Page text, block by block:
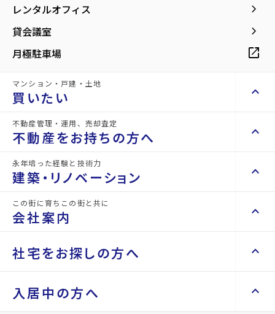
レンタルオフィス keyboard_arrow_right
貸会議室 keyboard_arrow_right
月極駐車場 open_in_new
マンション・戸建・土地
買いたい keyboard_arrow_up
不動産を買いたい方へ keyboard_arrow_right
space_dashboard
エリアから探す
space_dashboard
土地を探す
不動産管理・運用、売却査定
不動産をお持ちの方へ keyboard_arrow_up
不動産をお持ちの方へ keyboard_arrow_right
山一地所の賃貸管理
不動産を貸すまでの流れ
空き家サポートサービス
不動産を売却したい keyboard_arrow_right
永年培った経験と技術力
建築・リノベーション keyboard_arrow_up
建築・リノベーション keyboard_arrow_right
Renotta（リノッタ） keyboard_arrow_right
この街に育ちこの街と共に
会社案内 keyboard_arrow_up
会社案内 keyboard_arrow_right
会社概要・沿革 keyboard_arrow_right
社宅をお探しの方へ keyboard_arrow_up
社宅をお探しの方へ keyboard_arrow_right
入居中の方へ keyboard_arrow_up
構造
総戸数 -
備考 -
実沢安部店舗で現在募
集中の物件
その他の仙台市泉区周辺